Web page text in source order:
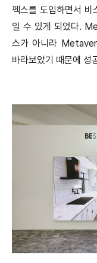
펙스를 도입하면서 비
일 수 있게 되었다.
스가 아니라
바라보았기 때문에 성